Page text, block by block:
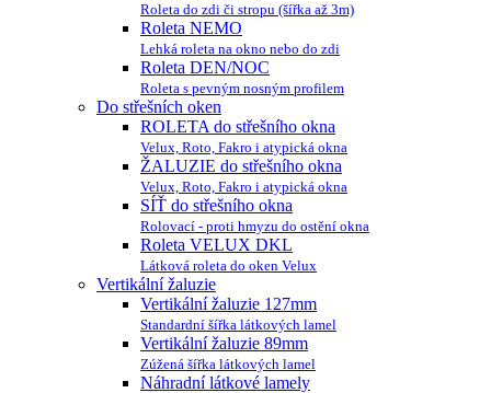
Roleta do zdi či stropu (šířka až 3m)
Roleta NEMO
Lehká roleta na okno nebo do zdi
Roleta DEN/NOC
Roleta s pevným nosným profilem
Do střešních oken
ROLETA do střešního okna
Velux, Roto, Fakro i atypická okna
ŽALUZIE do střešního okna
Velux, Roto, Fakro i atypická okna
SÍŤ do střešního okna
Rolovací - proti hmyzu do ostění okna
Roleta VELUX DKL
Látková roleta do oken Velux
Vertikální žaluzie
Vertikální žaluzie 127mm
Standardní šířka látkových lamel
Vertikální žaluzie 89mm
Zúžená šířka látkových lamel
Náhradní látkové lamely